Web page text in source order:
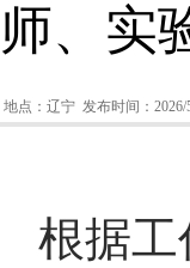
师、实
地点：辽宁 发布时间：2026/
根据